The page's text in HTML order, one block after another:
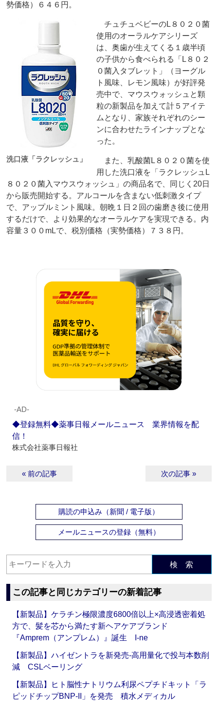
勢価格）６４６円。
洗口液「ラクレッシュ」
チュチュベビーのL８０２０菌
使用のオーラルケアシリーズ
は、奥歯が生えてくる１歳半頃
の子供から食べられる「L８０２
０菌入タブレット」（ヨーグル
ト風味、レモン風味）が好評発
売中で、マウスウォッシュと顆
粒の新製品を加えて計５アイテ
ムとなり、家族それぞれのシー
ンに合わせたラインナップとな
った。
また、乳酸菌L８０２０菌を使
用した洗口液を「ラクレッシュL
８０２０菌入マウスウォッシュ」の商品名で、同じく20日
から販売開始する。アルコールを含まない低刺激タイプ
で、アップルミント風味。朝晩１日２回の歯磨き後に使用
するだけで、より効果的なオーラルケアを実現できる。内
容量３００mLで、税別価格（実勢価格）７３８円。
‐AD‐
◆登録無料◆薬事日報メールニュース 業界情報を配
信！
株式会社薬事日報社
« 前の記事 次の記事 »
購読の申込み（新聞 / 電子版）
メールニュースの登録（無料）
検 索
この記事と同じカテゴリーの新着記事
【新製品】ケラチン極限濃度6800倍以上×高浸透密着処
方で、髪を芯から満たす新ヘアケアブランド
『Amprem（アンプレム）』誕生 I-ne
【新製品】ハイゼントラを新発売‐高用量化で投与本数削
減 CSLベーリング
【新製品】ヒト脳性ナトリウム利尿ペプチドキット「ラ
ピッドチップBNP-II」を発売 積水メディカル